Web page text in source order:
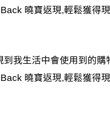
到我生活中會使用到的購